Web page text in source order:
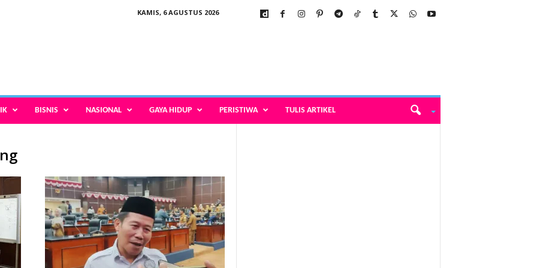
KAMIS, 6 AGUSTUS 2026
BISNIS NASIONAL GAYA HIDUP PERISTIWA TULIS ARTIKEL